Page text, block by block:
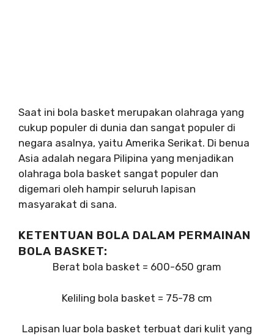
Saat ini bola basket merupakan olahraga yang
cukup populer di dunia dan sangat populer di
negara asalnya, yaitu Amerika Serikat. Di benua
Asia adalah negara Pilipina yang menjadikan
olahraga bola basket sangat populer dan
digemari oleh hampir seluruh lapisan
masyarakat di sana.
KETENTUAN BOLA DALAM PERMAINAN
BOLA BASKET:
Berat bola basket = 600-650 gram
Keliling bola basket = 75-78 cm
Lapisan luar bola basket terbuat dari kulit yang